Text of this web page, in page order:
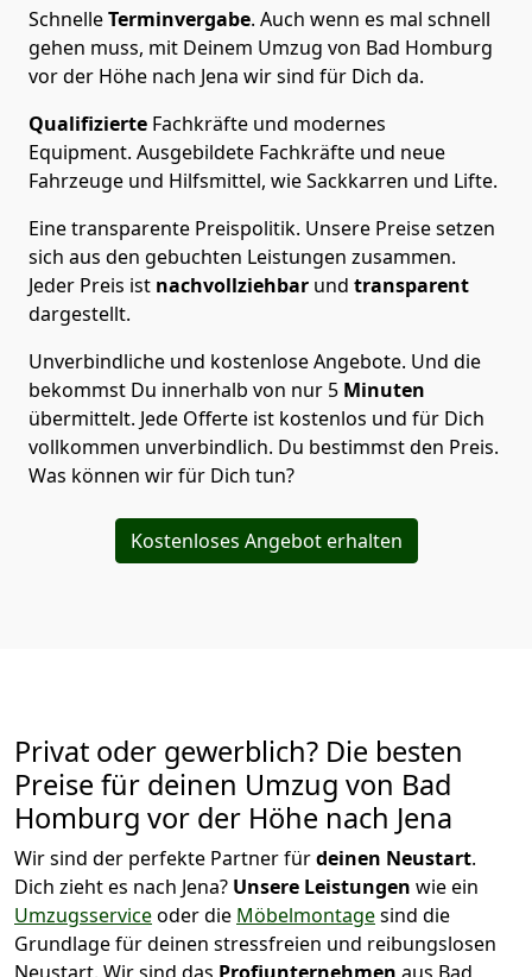
SchnelleTerminvergabe. Auch wenn es mal schnell
gehen muss, mit Deinem Umzug von Bad Homburg
vor der Höhe nach Jena wir sind für Dich da.
Qualifizierte Fachkräfte und modernes
Equipment. Ausgebildete Fachkräfte und neue
Fahrzeuge und Hilfsmittel, wie Sackkarren und Lifte.
Eine transparente Preispolitik. Unsere Preise setzen
sich aus den gebuchten Leistungen zusammen.
Jeder Preis ist nachvollziehbar und transparent
dargestellt.
Unverbindliche und kostenlose Angebote. Und die
bekommst Du innerhalb von nur 5 Minuten
übermittelt. Jede Offerte ist kostenlos und für Dich
vollkommen unverbindlich. Du bestimmst den Preis.
Was können wir für Dich tun?
Kostenloses Angebot erhalten
Privat oder gewerblich? Die besten
Preise für deinen Umzug von Bad
Homburg vor der Höhe nach Jena
Wir sind der perfekte Partner fürdeinen Neustart.
Dich zieht es nach Jena? Unsere Leistungen wie ein
Umzugsserviceoder die Möbelmontagesind die
Grundlage für deinen stressfreien und reibungslosen